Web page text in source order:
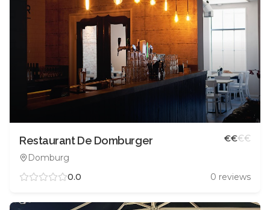
Restaurant De Domburger
Domburg
€€€€
0.0 0 reviews